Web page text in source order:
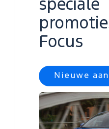
speciale
Focus
Nieuwe